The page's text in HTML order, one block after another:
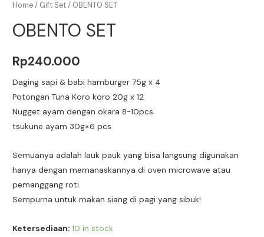
Home/ Gift Set/ OBENTO SET
OBENTO SET
Rp240.000
Daging sapi & babi hamburger 75g x 4
Potongan Tuna Koro koro 20g x 12
Nugget ayam dengan okara 8-10pcs
tsukune ayam 30g×6 pcs
Semuanya adalah lauk pauk yang bisa langsung digunakan
hanya dengan memanaskannya di oven microwave atau
pemanggang roti.
Sempurna untuk makan siang di pagi yang sibuk!
Ketersediaan: 10 in stock